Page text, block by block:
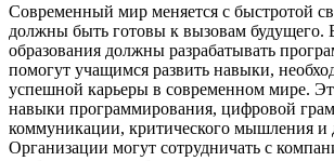
Современный мир меняется с быстротой
должны быть готовы к вызовам будущего.
образования должны разрабатывать
помогут учащимся развить навыки,
успешной карьеры в современном мире.
навыки программирования, цифровой
коммуникации, критического мышления и
Организации могут сотрудничать с